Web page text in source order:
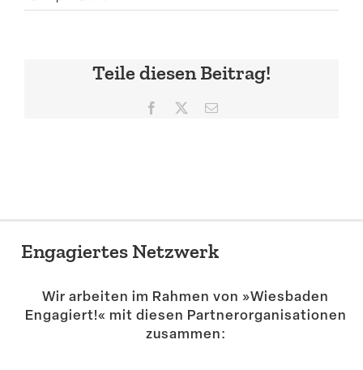
Teile diesen Beitrag!
Facebook E-
Engagiertes Netzwerk
Wir arbeiten im Rahmen von »Wiesbaden
Engagiert!« mit diesen Partner­or­ga­ni­sa­tionen
zusammen: